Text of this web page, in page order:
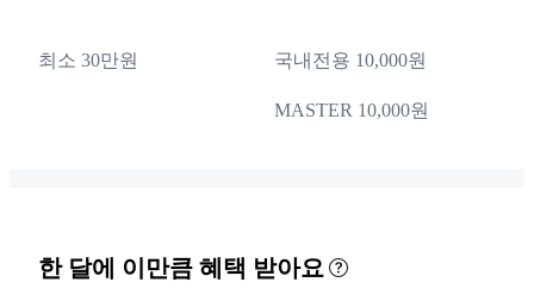
최소 30만원 국내전용 10,000원
MASTER 10,000원
한 달에 이만큼 혜택 받아요